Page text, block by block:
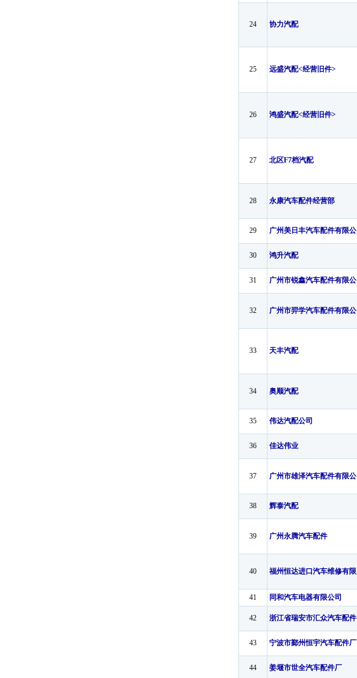
24 协力汽配
25 远盛汽配<经营旧件>
26 鸿盛汽配<经营旧件>
27 北区F7档汽配
28 永康汽车配件经营部
29 广州美日丰汽车配件有限公
30 鸿升汽配
31 广州市锐鑫汽车配件有限公
32 广州市羿学汽车配件有限公
33 天丰汽配
34 奥顺汽配
35 伟达汽配公司
36 佳达伟业
37 广州市雄泽汽车配件有限公
38 辉泰汽配
39 广州永腾汽车配件
40 福州恒达进口汽车维修有限
41
同和汽车电器有限公司
42 浙江省瑞安市汇众汽车配件
43 宁波市鄞州恒宇汽车配件厂
44 姜堰市世全汽车配件厂